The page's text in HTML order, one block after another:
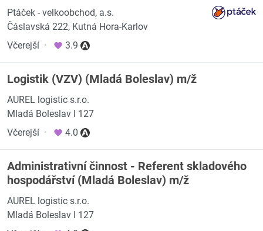
Ptáček - velkoobchod, a.s.
Čáslavská 222, Kutná Hora-Karlov
Včerejší · 3.9
Logistik (VZV) (Mladá Boleslav) m/ž
AUREL logistic s.r.o.
Mladá Boleslav I 127
Včerejší · 4.0
Administrativní činnost - Referent skladového
hospodářství (Mladá Boleslav) m/ž
AUREL logistic s.r.o.
Mladá Boleslav I 127